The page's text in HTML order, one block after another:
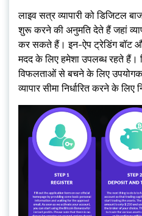
लाइव सत्र व्यापारी को डिजिटल
शुरू करने की अनुमति देते हैं जहां
कर सकते हैं। इन-ऐप ट्रेडिंग बॉट
मदद के लिए हमेशा उपलब्ध रहते
विफलताओं से बचने के लिए
व्यापार सीमा निर्धारित करने के लिए